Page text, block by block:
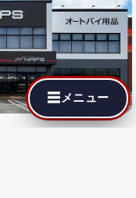
☰ メニュー